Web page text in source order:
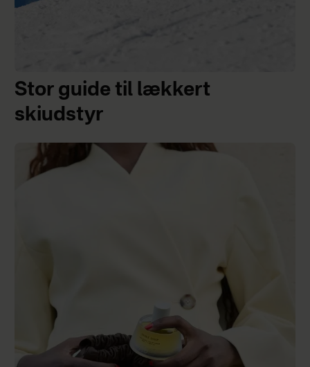
Stor guide til lækkert
skiudstyr